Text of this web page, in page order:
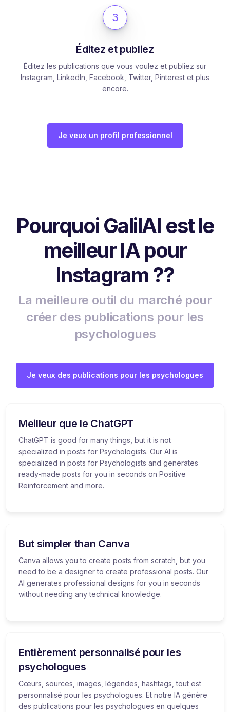
3
Éditez et publiez
Éditez les publications que vous voulez et publiez sur
Instagram, LinkedIn, Facebook, Twitter, Pinterest et plus
encore.
Je veux un profil professionnel
Pourquoi GalilAI est le
meilleur IA pour
Instagram ??
La meilleure outil du marché pour
créer des publications pour les
psychologues
Je veux des publications pour les psychologues
Meilleur que le ChatGPT
ChatGPT is good for many things, but it is not
specialized in posts for Psychologists. Our AI is
specialized in posts for Psychologists and generates
ready-made posts for you in seconds on Positive
Reinforcement and more.
But simpler than Canva
Canva allows you to create posts from scratch, but you
need to be a designer to create professional posts. Our
AI generates professional designs for you in seconds
without needing any technical knowledge.
Entièrement personnalisé pour les
psychologues
Cœurs, sources, images, légendes, hashtags, tout est
personnalisé pour les psychologues. Et notre IA génère
des publications pour les psychologues en quelques